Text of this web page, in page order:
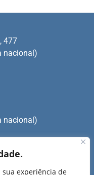
experiência de
nacional)
477
nacional)